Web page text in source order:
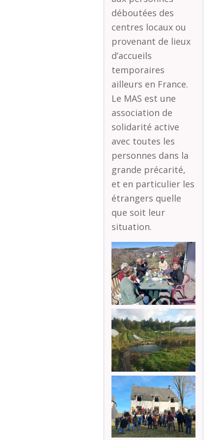
déboutées des
centres locaux ou
provenant de lieux
d’accueils
temporaires
ailleurs en France.
Le MAS est une
association de
solidarité active
avec toutes les
personnes dans la
grande précarité,
et en particulier les
étrangers quelle
que soit leur
situation.